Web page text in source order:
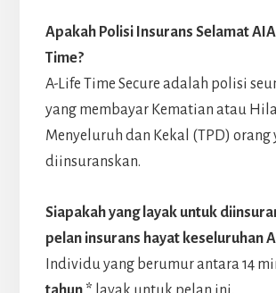
Apakah Polisi Insurans Selamat
Time?
A-Life Time Secure adalah polisi
yang membayar Kematian atau
Menyeluruh dan Kekal (TPD) orang
diinsuranskan.
Siapakah yang layak untuk
pelan insurans hayat keseluruhan
Individu yang berumur antara 14